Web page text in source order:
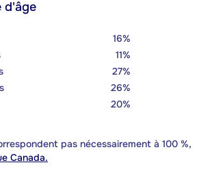
d'âge
16%
11%
27%
26%
20%
pas nécessairement à 100 %,
Canada.